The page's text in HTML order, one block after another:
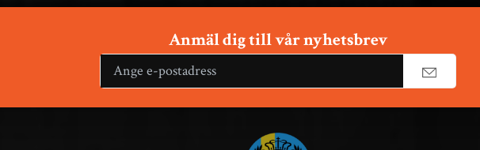
Anmäl dig till vår nyhetsbrev